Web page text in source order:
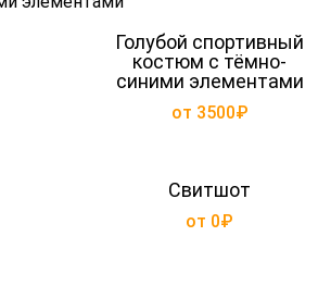
Голубой спортивный
костюм с тёмно-
синими элементами
от 3500₽
Свитшот
от 0₽